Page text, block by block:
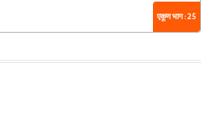
एकूण भाग : 25